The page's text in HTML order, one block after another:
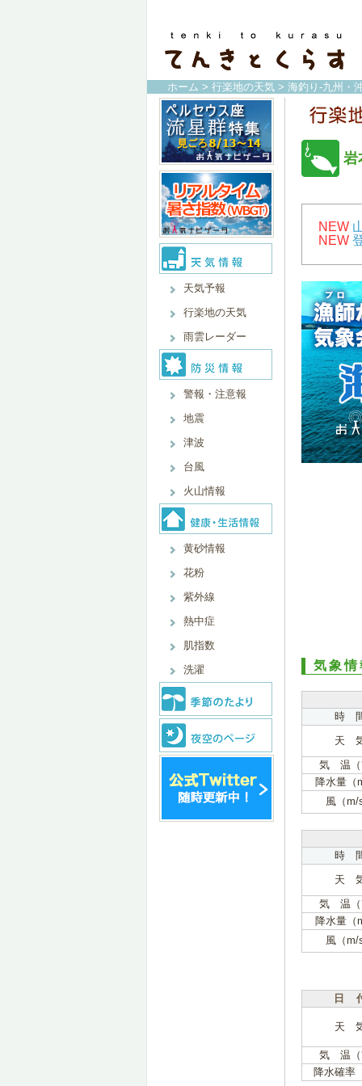
ホーム > 行楽地の天気 > 海釣り-九州・
天気予報
行楽地の天気
雨雲レーダー
警報・注意報
地震
津波
台風
火山情報
黄砂情報
花粉
紫外線
熱中症
肌指数
洗濯
岩
NEW
NEW
気象情
時
天
気 温
降水量（
風（m/
時
天
気 温
降水量（
風（m/
日
天
気 温
降水確率